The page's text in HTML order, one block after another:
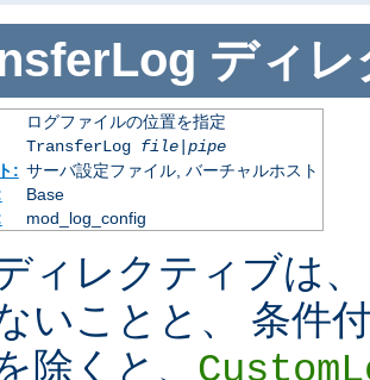
ディレ
ログファイルの位置を指定
TransferLog file| pipe
: サーバ設定ファイル, バーチャルホスト
Base
mod_log_config
ィレクティブは
いことと、 条件
除くと、